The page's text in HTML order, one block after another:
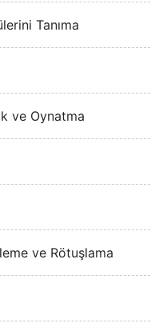
Tanıma
ve Oynatma
ve Rötuşlama